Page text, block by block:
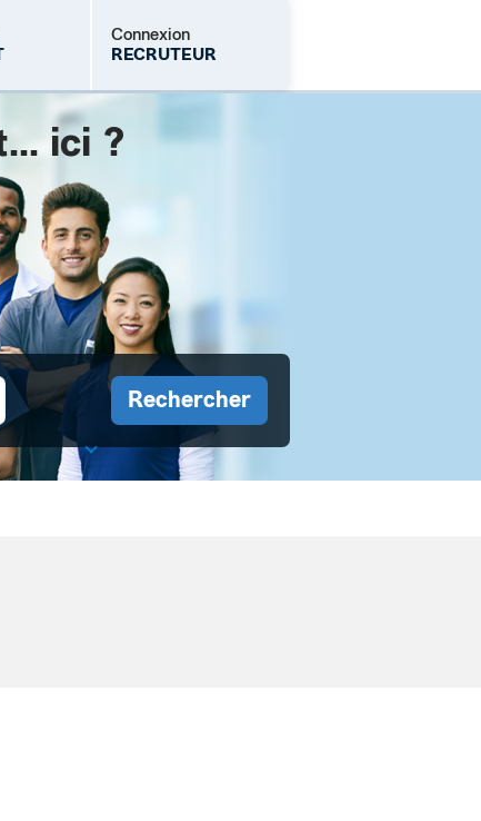
Connexion
RECRUTEUR
Mot de passe oublié
ici ?